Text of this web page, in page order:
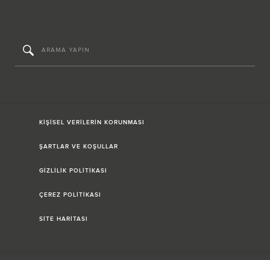
KİŞİSEL VERİLERİN KORUNMASI
ŞARTLAR VE KOŞULLAR
GİZLİLİK POLİTİKASI
ÇEREZ POLİTİKASI
SİTE HARİTASI